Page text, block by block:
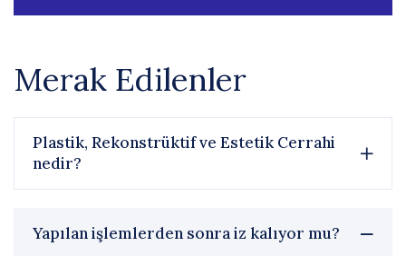
Merak Edilenler
Plastik, Rekonstrüktif ve Estetik Cerrahi
nedir?
Yapılan işlemlerden sonra iz kalıyor mu?